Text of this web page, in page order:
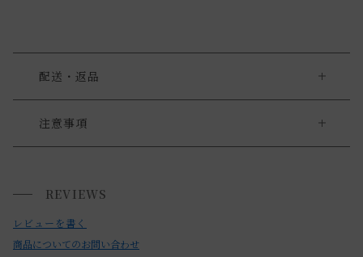
配送・返品
送料について
家具の場合、送料は1台ごとにかかります。
北海道・沖縄・離島への配送は別途お見積もりさせていただ
きます。
注意事項
てご理解くださいませ。
・四隅から糸が出ている場合がございますが、強度を保つ製
造工程の為の仕様でございます。
REVIEWS
レビューを書く
商品についてのお問い合わせ